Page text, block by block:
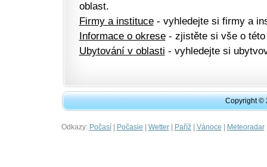
oblast.
Firmy a instituce- vyhledejte si firmy a
Informace o okrese- zjistěte si vše o této
Ubytování v oblasti - vyhledejte si
Copyright ©
Odkazy: Počasí| Počasie | Wetter| Paříž| Vánoce | Meteoradar